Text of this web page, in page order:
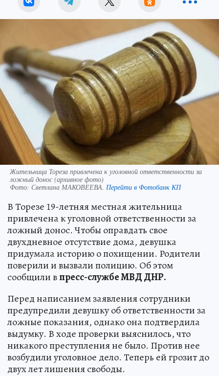
Жительница Тореза привлечена к уголовной ответственности за
ложный донос (архивное фото)
Фото: Светлана МАКОВЕЕВА. Перейти в Фотобанк КП
В Торезе 19-летняя местная жительница
привлечена к уголовной ответственности за
ложный донос. Чтобы оправдать свое
двухдневное отсутствие дома, девушка
придумала историю о похищении. Родители
поверили и вызвали полицию. Об этом
сообщили впресс-службе МВД ДНР.
Перед написанием заявления сотрудники
предупредили девушку об ответственности за
ложные показания, однако она подтвердила
выдумку. В ходе проверки выяснилось, что
никакого преступления не было. Против нее
возбудили уголовное дело. Теперь ей грозит до
двух лет лишения свободы.